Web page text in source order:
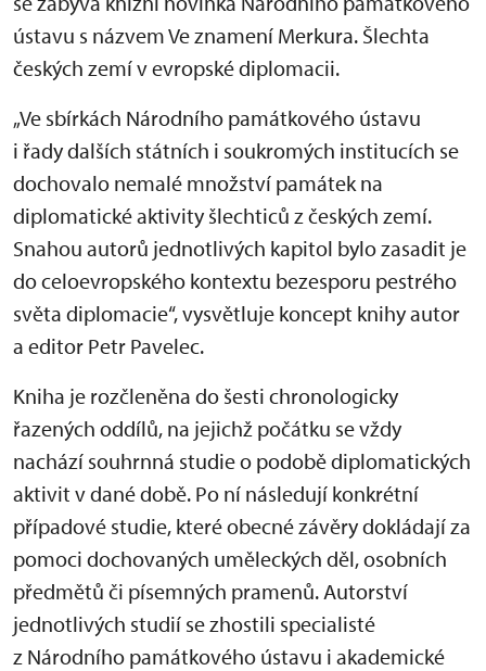
ústavu s názvem Ve znamení Merkura. Šlechta
českých zemí v evropské diplomacii.
„Ve sbírkách Národního památkového ústavu
i řady dalších státních i soukromých institucích se
dochovalo nemalé množství památek na
diplomatické aktivity šlechticů z českých zemí.
Snahou autorů jednotlivých kapitol bylo zasadit je
do celoevropského kontextu bezesporu pestrého
světa diplomacie“, vysvětluje koncept knihy autor
a editor Petr Pavelec.
Kniha je rozčleněna do šesti chronologicky
řazených oddílů, na jejichž počátku se vždy
nachází souhrnná studie o podobě diplomatických
aktivit v dané době. Po ní následují konkrétní
případové studie, které obecné závěry dokládají za
pomoci dochovaných uměleckých děl, osobních
předmětů či písemných pramenů. Autorství
jednotlivých studií se zhostili specialisté
z Národního památkového ústavu i akademické